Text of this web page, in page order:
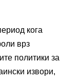
кога
врз
политики за
извори,